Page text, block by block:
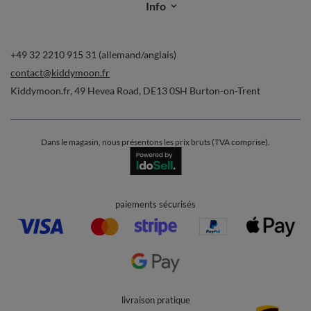
Suivi des colis
Je souhaite me rétracter du contrat
Contact
Compte
Aide